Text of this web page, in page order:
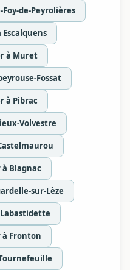
de-Peyrolières
à Muret
Fossat
à Pibrac
Volvestre
Blagnac
sur-Lèze
Fronton